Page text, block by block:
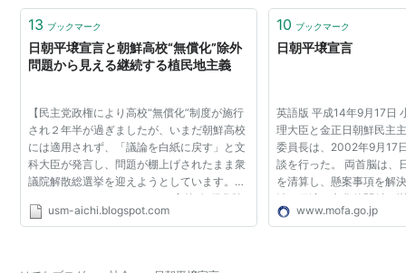
た。2002年10月中に日朝国交正常化交渉を再開する
こととした。
日本側は植民地支配により北朝鮮の人々に苦痛を与
の気持ちを表明した。国交正常化後、双方が適切と
考える期間、日本側が朝鮮民主主義人民共和国側に
経済協力をすることとした。
双方は、お互いの安全を脅かす行動をとらないこと
双方は、北東アジア地域の平和と安定を維持、強化
鮮民主主義人民共和国側は、ミサイル発射のモラト
13 ブックマーク
日朝平壌宣言と朝鮮高校“無償化”除外
問題から見える継続する植民地主義
【民主党政権により高校“無償化”制度が施行
され２年半が過ぎましたが、いまだ朝鮮高校
には適用されず、「議論を白紙に戻す」と文
科大臣が発言し、問題が棚上げされたまま衆
議院解散総選挙を迎えようとしています。こ
こで、USMとしてあらためて高校“無償化除
外問題”についての意見表明をしておきたい
usm-aichi.blogspot.com
10 ブックマーク
日朝平壌宣言
英語版 平成14年9月17日
理大臣と金正日朝鮮民主
委員長は、2002年9月17
談を行った。 両首脳は、
を清算し、懸案事項を解
治、経済、文化的関係を
方の基本利益に合致する
www.mofa.go.jp